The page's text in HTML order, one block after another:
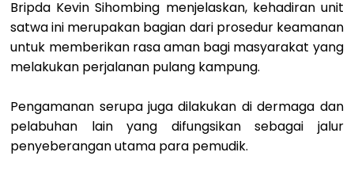
Bripda Kevin Sihombing menjelaskan, kehadiran unit
satwa ini merupakan bagian dari prosedur keamanan
untuk memberikan rasa aman bagi masyarakat yang
melakukan perjalanan pulang kampung.
Pengamanan serupa juga dilakukan di dermaga dan
pelabuhan lain yang difungsikan sebagai jalur
penyeberangan utama para pemudik.